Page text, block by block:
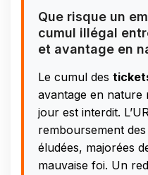
Que risque un
cumul illégal
et avantage en
Le cumul des
avantage en
jour est interdit.
remboursement des
éludées, majorées
mauvaise foi. Un